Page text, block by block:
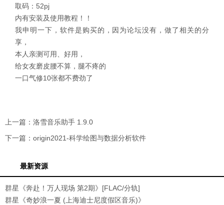
取码：52pj
内有安装及使用教程！！
我申明一下，软件是购买的，因为论坛没有，做了相关的分
享，
本人亲测可用、好用，
给女友磨皮腰不算，腿不疼的
一口气修10张都不费劲了
上一篇： 洛雪音乐助手 1.9.0
下一篇： origin2021-科学绘图与数据分析软件
最新资源
群星《奔赴！万人现场 第2期》[FLAC/分轨]
[518.8
群星《奇妙浪一夏 (上海迪士尼度假区音乐)》